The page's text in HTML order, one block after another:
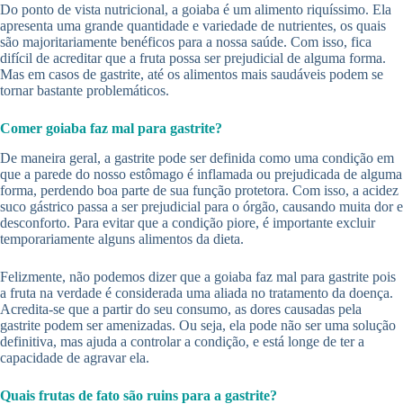
Do ponto de vista nutricional, a goiaba é um alimento riquíssimo. Ela
apresenta uma grande quantidade e variedade de nutrientes, os quais
são majoritariamente benéficos para a nossa saúde. Com isso, fica
difícil de acreditar que a fruta possa ser prejudicial de alguma forma.
Mas em casos de gastrite, até os alimentos mais saudáveis podem se
tornar bastante problemáticos.
Comer goiaba faz mal para gastrite?
De maneira geral, a gastrite pode ser definida como uma condição em
que a parede do nosso estômago é inflamada ou prejudicada de alguma
forma, perdendo boa parte de sua função protetora. Com isso, a acidez
suco gástrico passa a ser prejudicial para o órgão, causando muita dor e
desconforto. Para evitar que a condição piore, é importante excluir
temporariamente alguns alimentos da dieta.
Felizmente, não podemos dizer que a goiaba faz mal para gastrite pois
a fruta na verdade é considerada uma aliada no tratamento da doença.
Acredita-se que a partir do seu consumo, as dores causadas pela
gastrite podem ser amenizadas. Ou seja, ela pode não ser uma solução
definitiva, mas ajuda a controlar a condição, e está longe de ter a
capacidade de agravar ela.
Quais frutas de fato são ruins para a gastrite?